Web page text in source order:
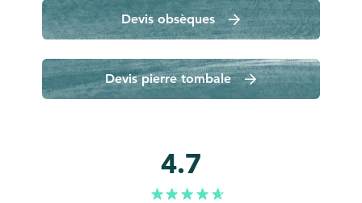
Devis obsèques
Devis pierre tombale
4.7